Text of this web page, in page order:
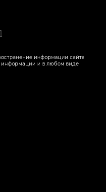
информации сайта
информации и в любом виде